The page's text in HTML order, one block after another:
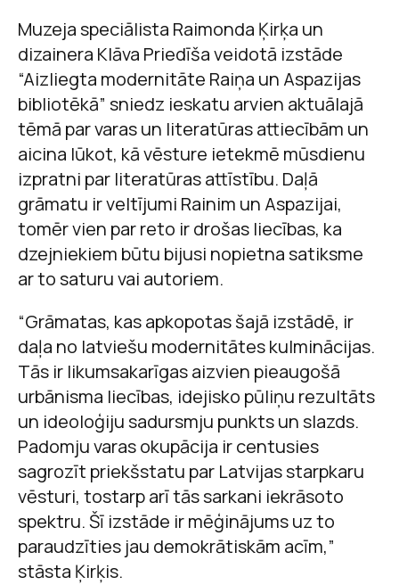
Muzeja speciālista Raimonda Ķirķa un
dizainera Klāva Priedīša veidotā izstāde
“Aizliegta modernitāte Raiņa un Aspazijas
bibliotēkā” sniedz ieskatu arvien aktuālajā
tēmā par varas un literatūras attiecībām un
aicina lūkot, kā vēsture ietekmē mūsdienu
izpratni par literatūras attīstību. Daļā
grāmatu ir veltījumi Rainim un Aspazijai,
tomēr vien par reto ir drošas liecības, ka
dzejniekiem būtu bijusi nopietna satiksme
ar to saturu vai autoriem.
“Grāmatas, kas apkopotas šajā izstādē, ir
daļa no latviešu modernitātes kulminācijas.
Tās ir likumsakarīgas aizvien pieaugošā
urbānisma liecības, idejisko pūliņu rezultāts
un ideoloģiju sadursmju punkts un slazds.
Padomju varas okupācija ir centusies
sagrozīt priekšstatu par Latvijas starpkaru
vēsturi, tostarp arī tās sarkani iekrāsoto
spektru. Šī izstāde ir mēģinājums uz to
paraudzīties jau demokrātiskām acīm,”
stāsta Ķirķis.